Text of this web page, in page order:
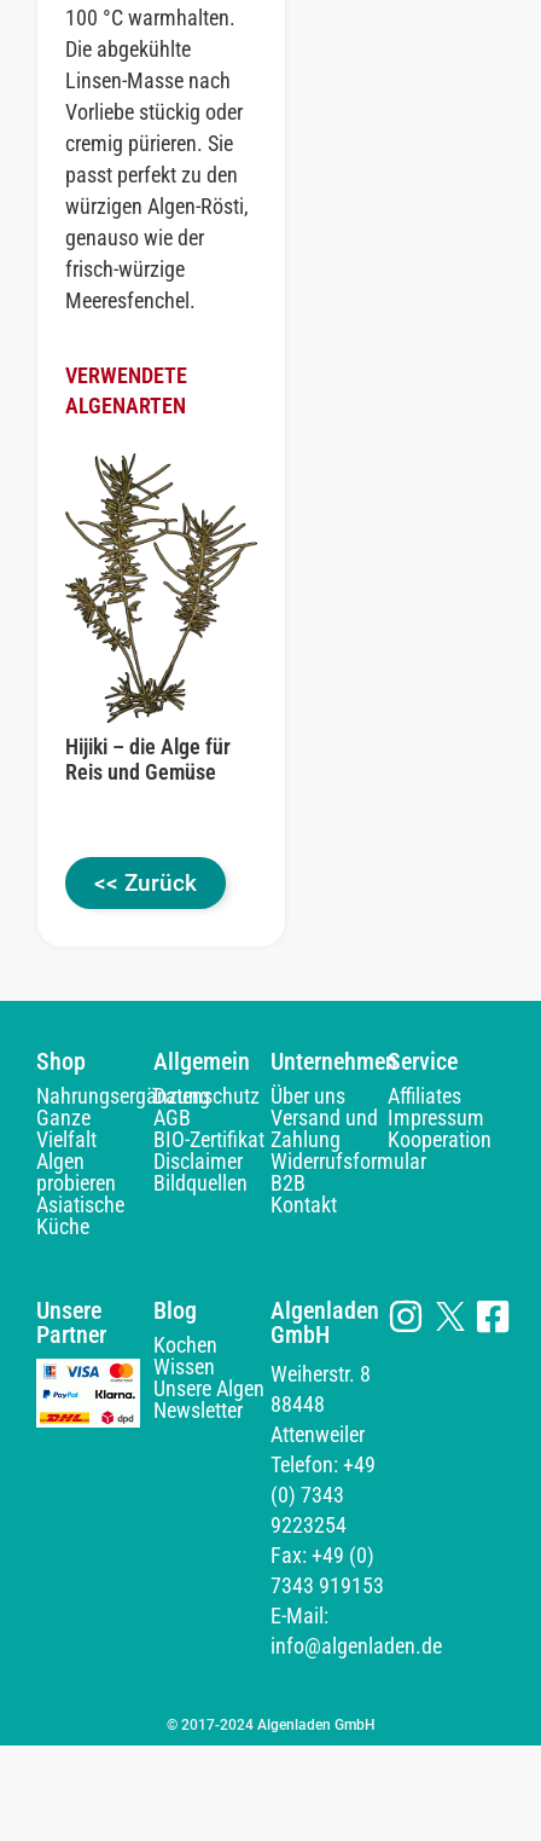
100 °C warmhalten.
Die abgekühlte
Linsen-Masse nach
Vorliebe stückig oder
cremig pürieren. Sie
passt perfekt zu den
würzigen Algen-Rösti,
genauso wie der
frisch-würzige
Meeresfenchel.
VERWENDETE
ALGENARTEN
Hijiki – die Alge für
Reis und Gemüse
<< Zurück
Shop
Nahrungsergänzung
Ganze
Vielfalt
Algen
probieren
Asiatische
Küche
Allgemein
Datenschutz
AGB
BIO-Zertifikat
Disclaimer
Bildquellen
Unternehmen
Über uns
Versand und
Zahlung
Widerrufsformular
B2B
Kontakt
Service
Affiliates
Impressum
Kooperation
Unsere
Partner
Blog
Kochen
Wissen
Unsere Algen
Newsletter
Algenladen
GmbH
Weiherstr. 8
88448
Attenweiler
Telefon: +49
(0) 7343
9223254
Fax: +49 (0)
7343 919153
E-Mail:
info@algenladen.de
© 2017-2024 Algenladen GmbH